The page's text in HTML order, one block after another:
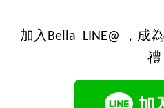
加入Bella LINE@ ，成
禮